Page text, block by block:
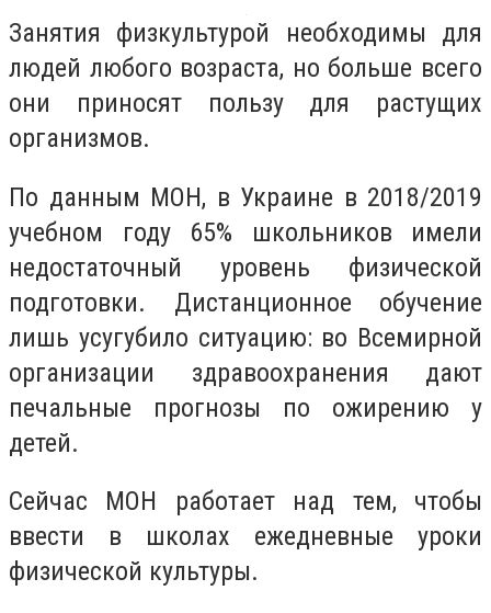
Занятия физкультурой необходимы для
людей любого возраста, но больше всего
они приносят пользу для растущих
организмов.
По данным МОН, в Украине в 2018/2019
учебном году 65% школьников имели
недостаточный уровень физической
подготовки. Дистанционное обучение
лишь усугубило ситуацию: во Всемирной
организации здравоохранения дают
печальные прогнозы по ожирению у
детей.
Сейчас МОН работает над тем, чтобы
ввести в школах ежедневные уроки
физической культуры.